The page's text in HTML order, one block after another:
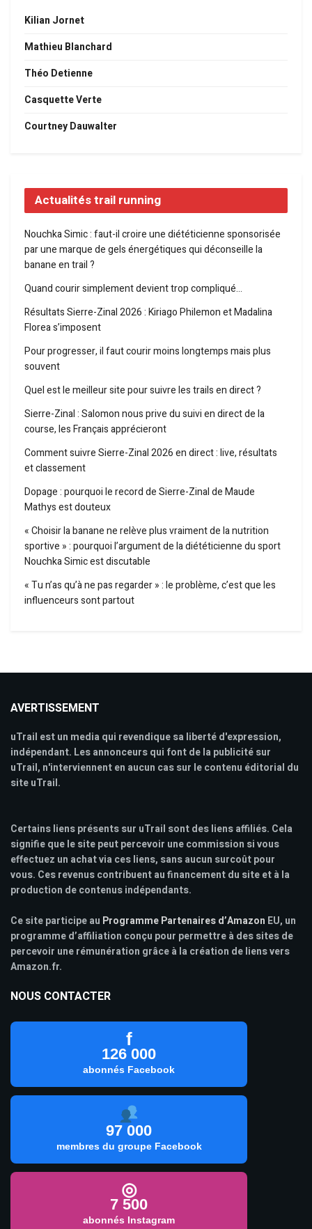
Kilian Jornet
Mathieu Blanchard
Théo Detienne
Casquette Verte
Courtney Dauwalter
Actualités trail running
Nouchka Simic : faut-il croire une diététicienne sponsorisée
par une marque de gels énergétiques qui déconseille la
banane en trail ?
Quand courir simplement devient trop compliqué…
Résultats Sierre-Zinal 2026 : Kiriago Philemon et Madalina
Florea s’imposent
Pour progresser, il faut courir moins longtemps mais plus
souvent
Quel est le meilleur site pour suivre les trails en direct ?
Sierre-Zinal : Salomon nous prive du suivi en direct de la
course, les Français apprécieront
Comment suivre Sierre-Zinal 2026 en direct : live, résultats
et classement
Dopage : pourquoi le record de Sierre-Zinal de Maude
Mathys est douteux
« Choisir la banane ne relève plus vraiment de la nutrition
sportive » : pourquoi l’argument de la diététicienne du sport
Nouchka Simic est discutable
« Tu n’as qu’à ne pas regarder » : le problème, c’est que les
influenceurs sont partout
AVERTISSEMENT
uTrail est un media qui revendique sa liberté d'expression,
indépendant. Les annonceurs qui font de la publicité sur
uTrail, n'interviennent en aucun cas sur le contenu éditorial du
site uTrail.
Certains liens présents sur uTrail sont des liens affiliés. Cela
signifie que le site peut percevoir une commission si vous
effectuez un achat via ces liens, sans aucun surcoût pour
vous. Ces revenus contribuent au financement du site et à la
production de contenus indépendants.
Ce site participe au Programme Partenaires d’Amazon EU, un
programme d’affiliation conçu pour permettre à des sites de
percevoir une rémunération grâce à la création de liens vers
Amazon.fr.
NOUS CONTACTER
f
126 000
abonnés Facebook
97 000
membres du groupe Facebook
◎
7 500
abonnés Instagram